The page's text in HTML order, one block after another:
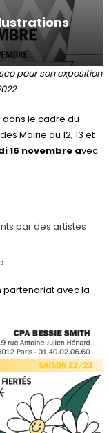
pour son exposition
dans le cadre du
Mairie du 12, 13 et
16 novembre avec
par des artistes
partenariat avec la